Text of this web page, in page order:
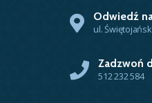
Odwiedź
ul.
Zadzwoń
512 232 584